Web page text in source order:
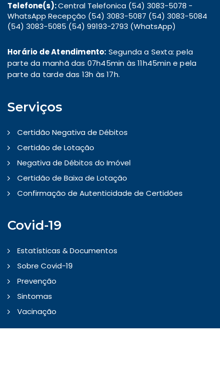
Telefone(s):Central Telefonica (54) 3083-5078 -
WhatsApp Recepção (54) 3083-5087 (54) 3083-5084
(54) 3083-5085 (54) 99193-2793 (WhatsApp)
Horário de Atendimento: Segunda a Sexta: pela
parte da manhã das 07h45min às 11h45min e pela
parte da tarde das 13h às 17h.
Serviços
Certidão Negativa de Débitos
Certidão de Lotação
Negativa de Débitos do Imóvel
Certidão de Baixa de Lotação
Confirmação de Autenticidade de Certidões
Covid-19
Estatísticas & Documentos
Sobre Covid-19
Prevenção
Sintomas
Vacinação